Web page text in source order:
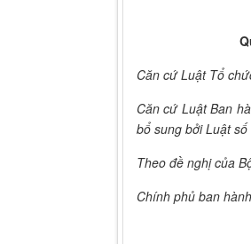
Căn cứ Luật Tổ
Căn cứ Luật Ban
bổ sung bởi Luật
Theo đề nghị của
Chính phủ ban